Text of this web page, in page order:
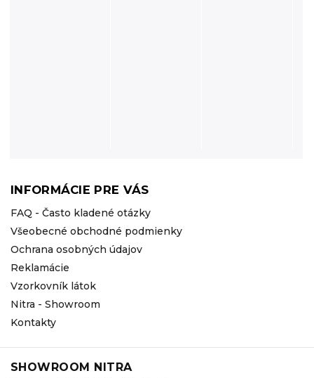
INFORMÁCIE PRE VÁS
FAQ - Často kladené otázky
Všeobecné obchodné podmienky
Ochrana osobných údajov
Reklamácie
Vzorkovník látok
Nitra - Showroom
Kontakty
SHOWROOM NITRA